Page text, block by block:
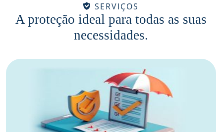
SERVIÇOS
A proteção ideal para todas as suas
necessidades.